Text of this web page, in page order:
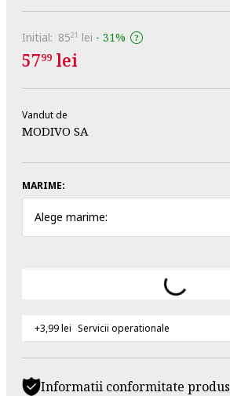
Initial: 8521 lei - 31%
5799 lei
Vandut de
MODIVO SA
MARIME:
Alege marime:
+3,99 lei Servicii operationale
Informatii conformitate produs